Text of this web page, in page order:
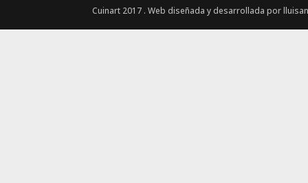
Cuinart 2017 . Web diseñada y desarrollada por